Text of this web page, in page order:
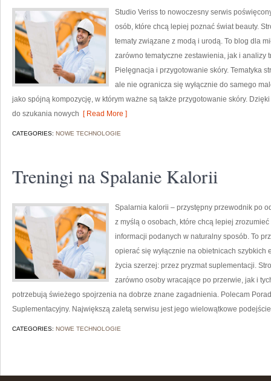
Studio Veriss to nowoczesny serwis
osób, które chcą lepiej poznać świat beauty.
tematy związane z modą i urodą. To blog dla
zarówno tematyczne zestawienia, jak i analizy
Pielęgnacja i przygotowanie skóry. Tematyka
ale nie ogranicza się wyłącznie do samego
jako spójną kompozycję, w którym ważne są także przygotowanie skóry.
do szukania nowych [ Read More ]
CATEGORIES: NOWE TECHNOLOGIE
Treningi na Spalanie Kalorii
Spalarnia kalorii – przystępny przewodnik po
z myślą o osobach, które chcą lepiej
informacji podanych w naturalny sposób. To
opierać się wyłącznie na obietnicach szybkich
życia szerzej: przez pryzmat suplementacji.
zarówno osoby wracające po przerwie, jak i
potrzebują świeżego spojrzenia na dobrze znane zagadnienia. Polecam
Suplementacyjny. Największą zaletą serwisu jest jego wielowątkowe
CATEGORIES: NOWE TECHNOLOGIE